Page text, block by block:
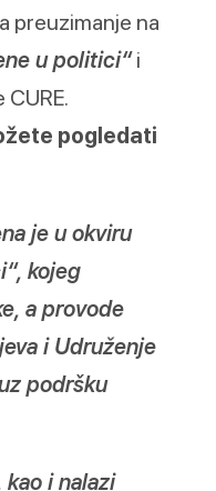
preuzimanje na
u politici“i
pogledati
je u okviru
kojeg
a provode
i Udruženje
podršku
i nalazi